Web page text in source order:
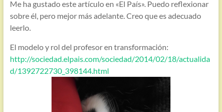
Me ha gustado este artículo en «El País». Puedo reflexionar
sobre él, pero mejor más adelante. Creo que es adecuado
leerlo.
El modelo y rol del profesor en transformación:
http://sociedad.elpais.com/sociedad/2014/02/18/actualida
d/1392722730_398144.html